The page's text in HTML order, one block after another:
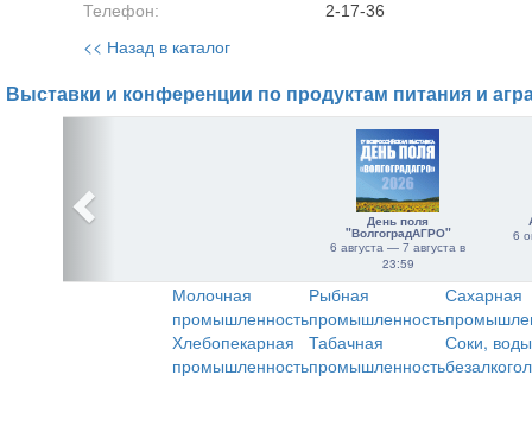
Телефон: 2-17-36
<< Назад в каталог
Выставки и конференции по продуктам питания и
День поля
"ВолгоградАГРО"
6 августа — 7 августа в
23:59
6
Молочная
промышленность
Рыбная
промышленность
Сахарная
Хлебопекарная
промышленность
Табачная
промышленность
Соки,